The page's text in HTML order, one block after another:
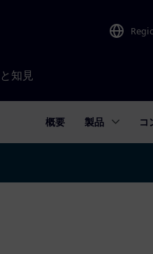
知見
概要 製品 コ